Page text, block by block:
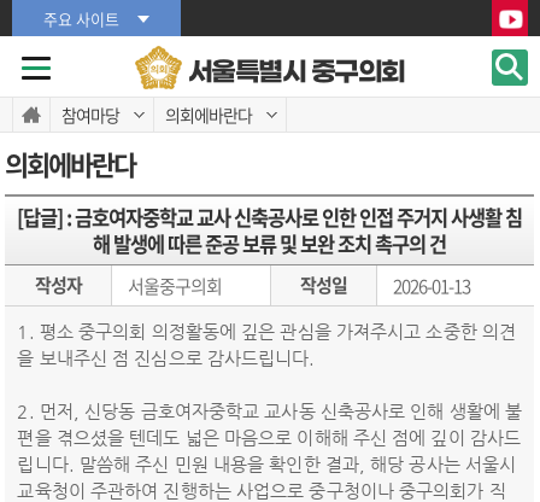
본문바로가기
본문바로가기
주요 사이트
서울특별시 중구의회
참여마당 의회에바란다
의회에바란다
[답글] : 금호여자중학교 교사 신축공사로 인한 인접 주거지 사생활 침
해 발생에 따른 준공 보류 및 보완 조치 촉구의 건
작성자 서울중구의회 작성일 2026-01-13
평소 중구의회 의정활동에 깊은 관심을 가져주시고 소중한 의견
을 보내주신 점 진심으로 감사드립니다.
먼저, 신당동 금호여자중학교 교사동 신축공사로 인해 생활에 불
편을 겪으셨을 텐데도 넓은 마음으로 이해해 주신 점에 깊이 감사드
립니다. 말씀해 주신 민원 내용을 확인한 결과, 해당 공사는 서울시
교육청이 주관하여 진행하는 사업으로 중구청이나 중구의회가 직